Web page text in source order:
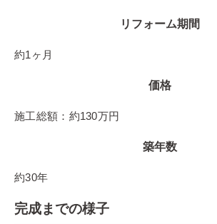
リフォーム期間
約1ヶ月
価格
施工総額：約130万円
築年数
約30年
完成までの様子